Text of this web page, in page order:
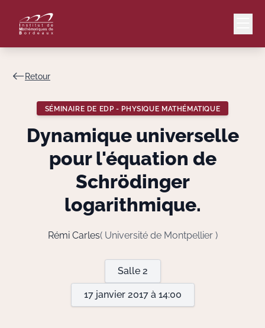
Lang
Recherche
Retour
SÉMINAIRE DE EDP - PHYSIQUE MATHÉMATIQUE
Dynamique universelle
pour l'équation de
Schrödinger
logarithmique.
Rémi Carles( Université de Montpellier )
Salle 2
17 janvier 2017 à 14:00